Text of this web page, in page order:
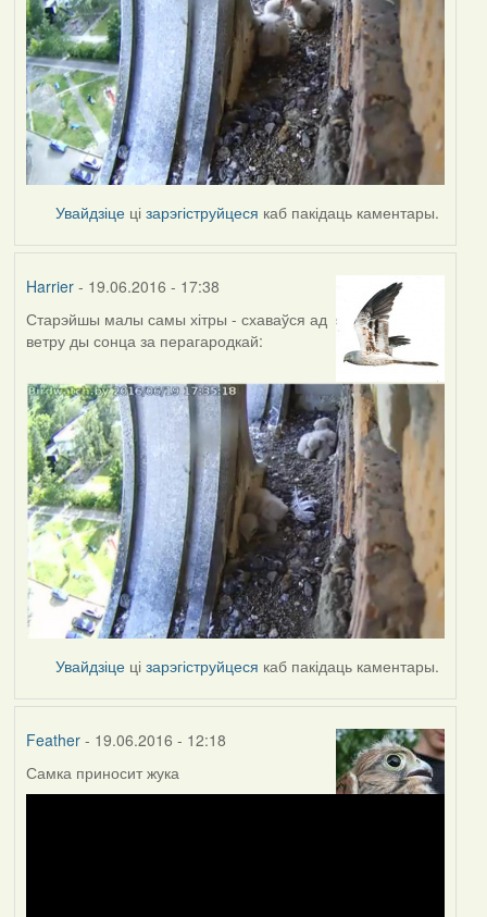
Увайдзіце цізарэгіструйцеся каб пакідаць каментары.
Harrier- 19.06.2016 - 17:38
Старэйшы малы самы хітры - схаваўся ад
ветру ды сонца за перагародкай:
Увайдзіце цізарэгіструйцеся каб пакідаць каментары.
Feather- 19.06.2016 - 12:18
Самка приносит жука